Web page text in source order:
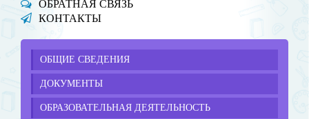
ОБРАТНАЯ СВЯЗЬ
КОНТАКТЫ
ОБЩИЕ СВЕДЕНИЯ
ДОКУМЕНТЫ
ОБРАЗОВАТЕЛЬНАЯ ДЕЯТЕЛЬНОСТЬ